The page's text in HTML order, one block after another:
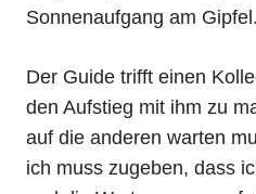
Sonnenaufgang am Gipfel.
Der Guide trifft einen
den Aufstieg mit ihm zu
auf die anderen warten
ich muss zugeben, dass